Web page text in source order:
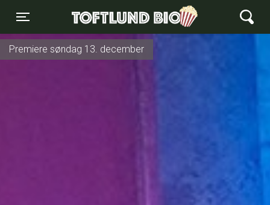
Toggle navigation
Toftlund Biograf
Premiere søndag 13. december